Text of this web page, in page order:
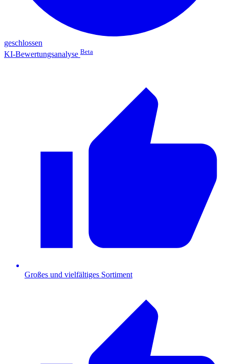
geschlossen
KI-Bewertungsanalyse Beta
Großes und vielfältiges Sortiment